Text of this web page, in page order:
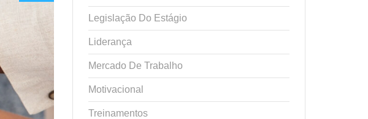
Legislação Do Estágio
Liderança
Mercado De Trabalho
Motivacional
Treinamentos